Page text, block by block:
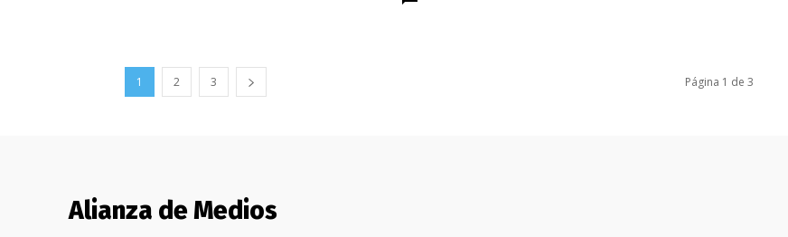
1 2 3 Página 1 de 3
Alianza de Medios